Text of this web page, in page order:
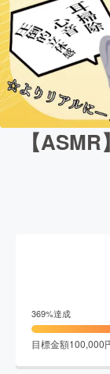
【
369%達成
目標金額100,000